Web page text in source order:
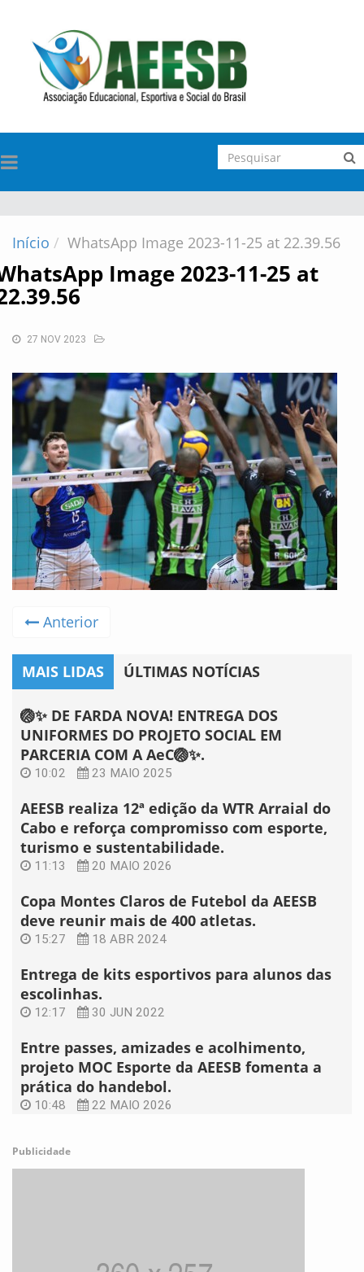
TOGGLE
NAVIGATION
Início WhatsApp Image 2023-11-25 at 22.39.56
Image 2023-11-25 at
27 NOV 2023
Anterior
MAIS LIDAS ÚLTIMAS NOTÍCIAS
🏐✨ DE FARDA NOVA! ENTREGA DOS
UNIFORMES DO PROJETO SOCIAL EM
PARCERIA COM A AeC🏐✨.
10:02 23 MAIO 2025
AEESB realiza 12ª edição da WTR Arraial do
Cabo e reforça compromisso com esporte,
turismo e sustentabilidade.
11:13 20 MAIO 2026
Copa Montes Claros de Futebol da AEESB
deve reunir mais de 400 atletas.
15:27 18 ABR 2024
Entrega de kits esportivos para alunos das
escolinhas.
12:17 30 JUN 2022
Entre passes, amizades e acolhimento,
projeto MOC Esporte da AEESB fomenta a
prática do handebol.
10:48 22 MAIO 2026
Publicidade